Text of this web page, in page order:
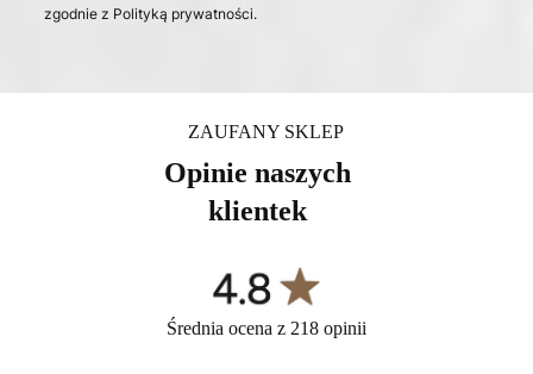
zgodnie z Polityką prywatności.
ZAUFANY SKLEP
Opinie naszych
klientek
Średnia ocena z 218 opinii